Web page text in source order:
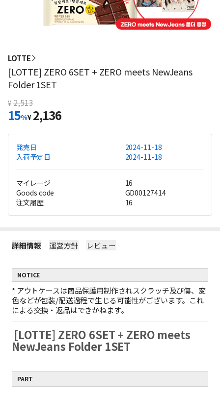
LOTTE
[LOTTE] ZERO 6SET + ZERO meets NewJeans
Folder 1SET
¥ 2,513
15%¥ 2,136
発売日
2024-11-18
入荷予定日
2024-11-18
マイレージ
16
Goods code
GD00127414
注文履歴
16
詳細情報 運営方針 レビュー
NOTICE
* アウトケースは商品保護用制作されスクラッチ及び傷、変
色などが包装/配送過程で生じる可能性がございます。これ
による交換・返品はできかねます。
[LOTTE] ZERO 6SET + ZERO meets
NewJeans Folder 1SET
PART